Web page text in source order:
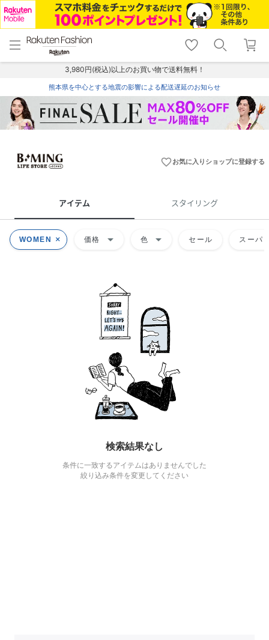
menu home
トップ
shopping_cart lock_outline
ログイン
3,980円(税込)以上のお買い物で送料無料！
熊本県を中心とする地震の影響による配送遅延のお知らせ
favorite_borderお気に入りショップに登録する
アイテム スタイリング
WOMEN 価格 arrow_drop_down 色 arrow_drop_down セール スーパ
検索結果なし
条件に一致するアイテムはありませんでした
絞り込み条件を変更してください